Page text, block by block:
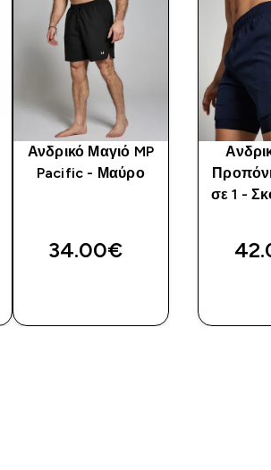
Ανδρικό Μαγιό MP
Pacific - Μαύρο
34.00€‎
σε 1 -